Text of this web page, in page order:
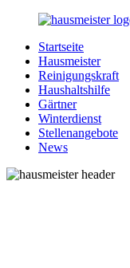
Zurück
Inhalt
Hausmeister.de
Alles
rund
Ihren
Haushalt
Startseite
Hausmeister
Reinigungskraft
Haushaltshilfe
Gärtner
Winterdienst
Stellenangebote
News